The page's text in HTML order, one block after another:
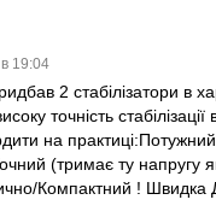
19:04
2 стабілізатори в
точність стабілізації
на
(тримає ту напругу
Компактний ! Швидка